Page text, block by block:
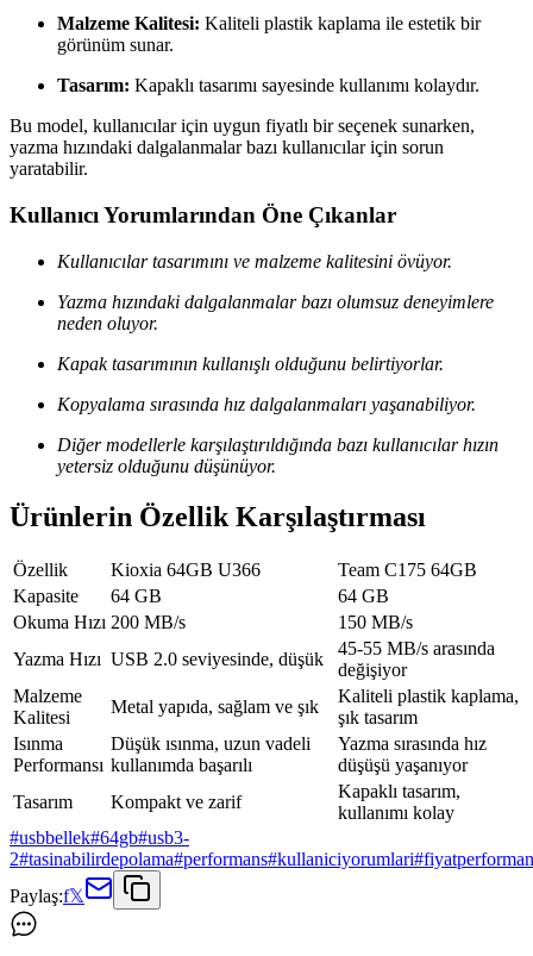
Malzeme Kalitesi: Kaliteli plastik kaplama ile estetik bir
görünüm sunar.
Tasarım: Kapaklı tasarımı sayesinde kullanımı kolaydır.
Bu model, kullanıcılar için uygun fiyatlı bir seçenek sunarken,
yazma hızındaki dalgalanmalar bazı kullanıcılar için sorun
yaratabilir.
Kullanıcı Yorumlarından Öne Çıkanlar
Kullanıcılar tasarımını ve malzeme kalitesini övüyor.
Yazma hızındaki dalgalanmalar bazı olumsuz deneyimlere
neden oluyor.
Kapak tasarımının kullanışlı olduğunu belirtiyorlar.
Kopyalama sırasında hız dalgalanmaları yaşanabiliyor.
Diğer modellerle karşılaştırıldığında bazı kullanıcılar hızın
yetersiz olduğunu düşünüyor.
Ürünlerin Özellik Karşılaştırması
Özellik Kioxia 64GB U366
Team C175 64GB
Kapasite
64 GB
64 GB
Okuma Hızı 200 MB/s
150 MB/s
Yazma Hızı USB 2.0 seviyesinde, düşük
45-55 MB/s arasında
değişiyor
Malzeme
Kalitesi
Metal yapıda, sağlam ve şık
Kaliteli plastik kaplama,
şık tasarım
Isınma
Performansı
Düşük ısınma, uzun vadeli
kullanımda başarılı
Yazma sırasında hız
düşüşü yaşanıyor
Tasarım
Kompakt ve zarif
Kapaklı tasarım,
kullanımı kolay
#usbbellek#64gb#usb3-
2#tasinabilirdepolama#performans#kullaniciyorumlari#
Paylaş:f𝕏